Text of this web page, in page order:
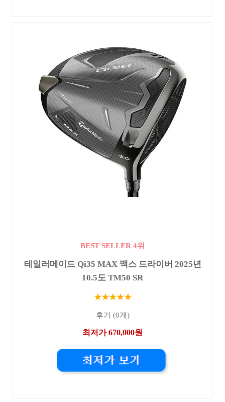
BEST SELLER 4위
테일러메이드 Qi35 MAX 맥스 드라이버 2025년
10.5도 TM50 SR
★★★★★
후기 (0개)
최저가 670,000원